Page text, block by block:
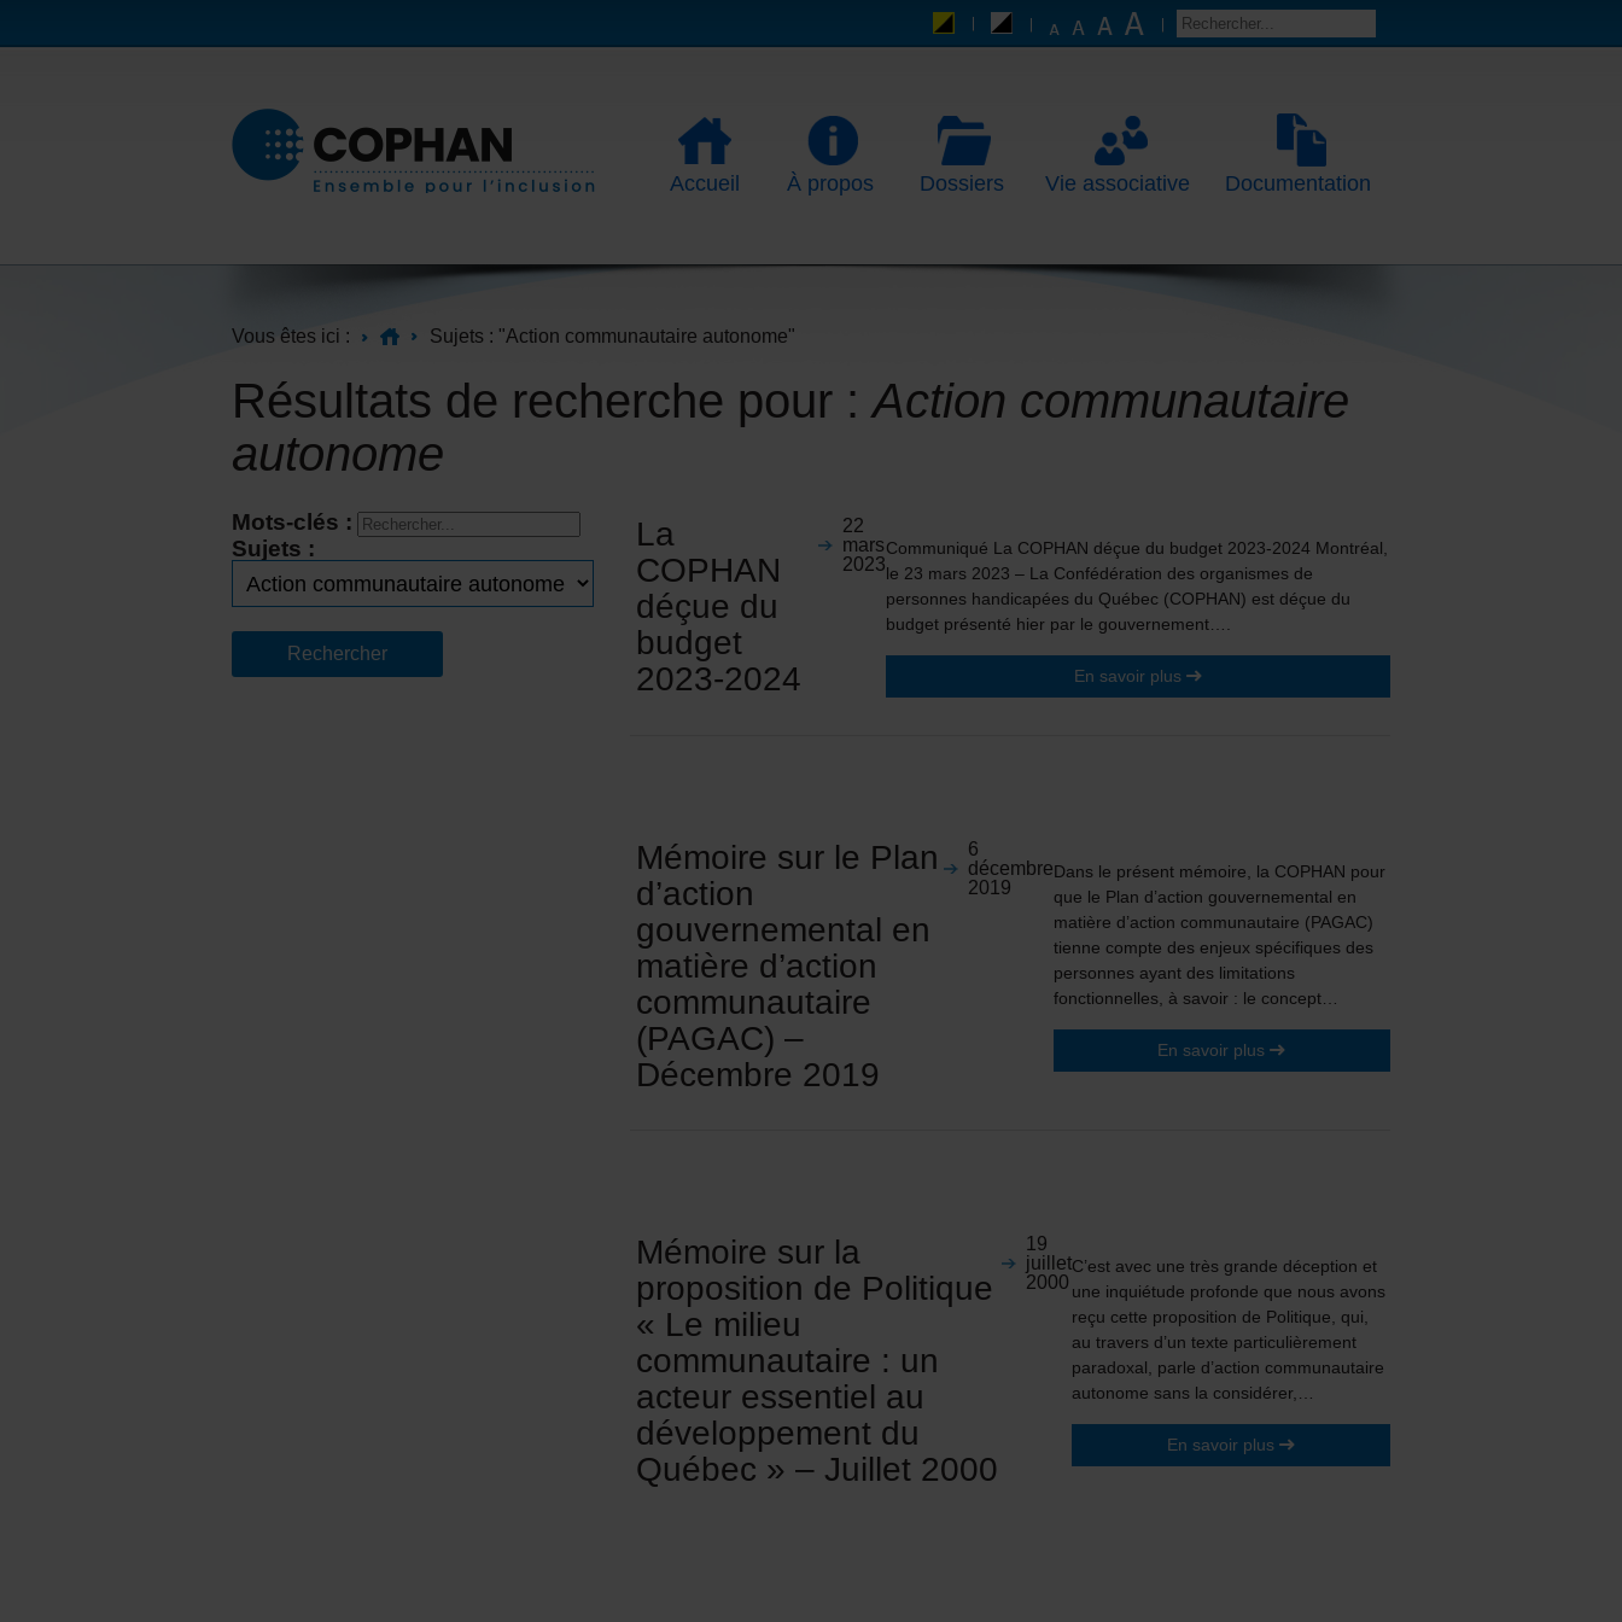
Accueil À propos Dossiers Vie associative Documentation
Vous êtes ici : Sujets : "Action communautaire autonome"
Résultats de recherche pour :Action communautaire
autonome
Mots-clés :
Sujets :
La
COPHAN
déçue du
budget
2023-2024
22
mars
2023
Communiqué La COPHAN déçue du budget 2023-2024 Montréal,
le 23 mars 2023 – La Confédération des organismes de
personnes handicapées du Québec (COPHAN) est déçue du
budget présenté hier par le gouvernement….
En savoir plus
Mémoire sur le Plan
d’action
gouvernemental en
matière d’action
communautaire
(PAGAC) –
Décembre 2019
6
décembre
2019
Dans le présent mémoire, la COPHAN pour
que le Plan d’action gouvernemental en
matière d’action communautaire (PAGAC)
tienne compte des enjeux spécifiques des
personnes ayant des limitations
fonctionnelles, à savoir : le concept…
En savoir plus
Mémoire sur la
proposition de Politique
« Le milieu
communautaire : un
acteur essentiel au
développement du
Québec » – Juillet 2000
19
juillet
2000
C’est avec une très grande déception et
une inquiétude profonde que nous avons
reçu cette proposition de Politique, qui,
au travers d’un texte particulièrement
paradoxal, parle d’action communautaire
autonome sans la considérer,…
En savoir plus